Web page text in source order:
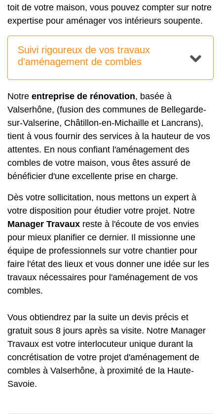
toit de votre maison, vous pouvez compter sur notre
expertise pour aménager vos intérieurs soupente.
Suivi rigoureux de vos travaux
d'aménagement de combles
Notre entreprise de rénovation, basée à
Valserhône, (fusion des communes de Bellegarde-
sur-Valserine, Châtillon-en-Michaille et Lancrans),
tient à vous fournir des services à la hauteur de vos
attentes. En nous confiant l'aménagement des
combles de votre maison, vous êtes assuré de
bénéficier d'une excellente prise en charge.
Dès votre sollicitation, nous mettons un expert à
votre disposition pour étudier votre projet. Notre
Manager Travaux reste à l'écoute de vos envies
pour mieux planifier ce dernier. Il missionne une
équipe de professionnels sur votre chantier pour
faire l'état des lieux et vous donner une idée sur les
travaux nécessaires pour l'aménagement de vos
combles.
Vous obtiendrez par la suite un devis précis et
gratuit sous 8 jours après sa visite. Notre Manager
Travaux est votre interlocuteur unique durant la
concrétisation de votre projet d'aménagement de
combles à Valserhône, à proximité de la Haute-
Savoie.